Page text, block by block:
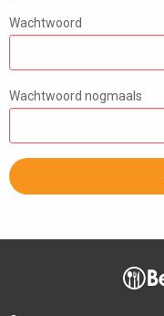
Wachtwoord
Wachtwoord nogmaals